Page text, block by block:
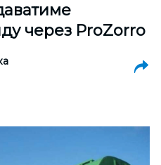
через ProZorro